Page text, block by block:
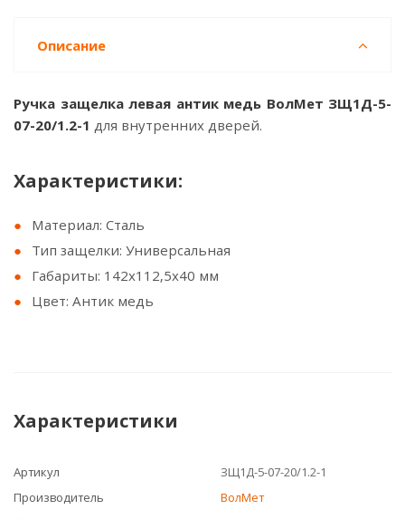
Описание
Ручка защелка левая антик медь ВолМет ЗЩ1Д-5-
07-20/1.2-1 для внутренних дверей.
Характеристики:
Материал: Сталь
Тип защелки: Универсальная
Габариты: 142х112,5х40 мм
Цвет: Антик медь
Характеристики
Артикул
ЗЩ1Д-5-07-20/1.2-1
Производитель
ВолМет